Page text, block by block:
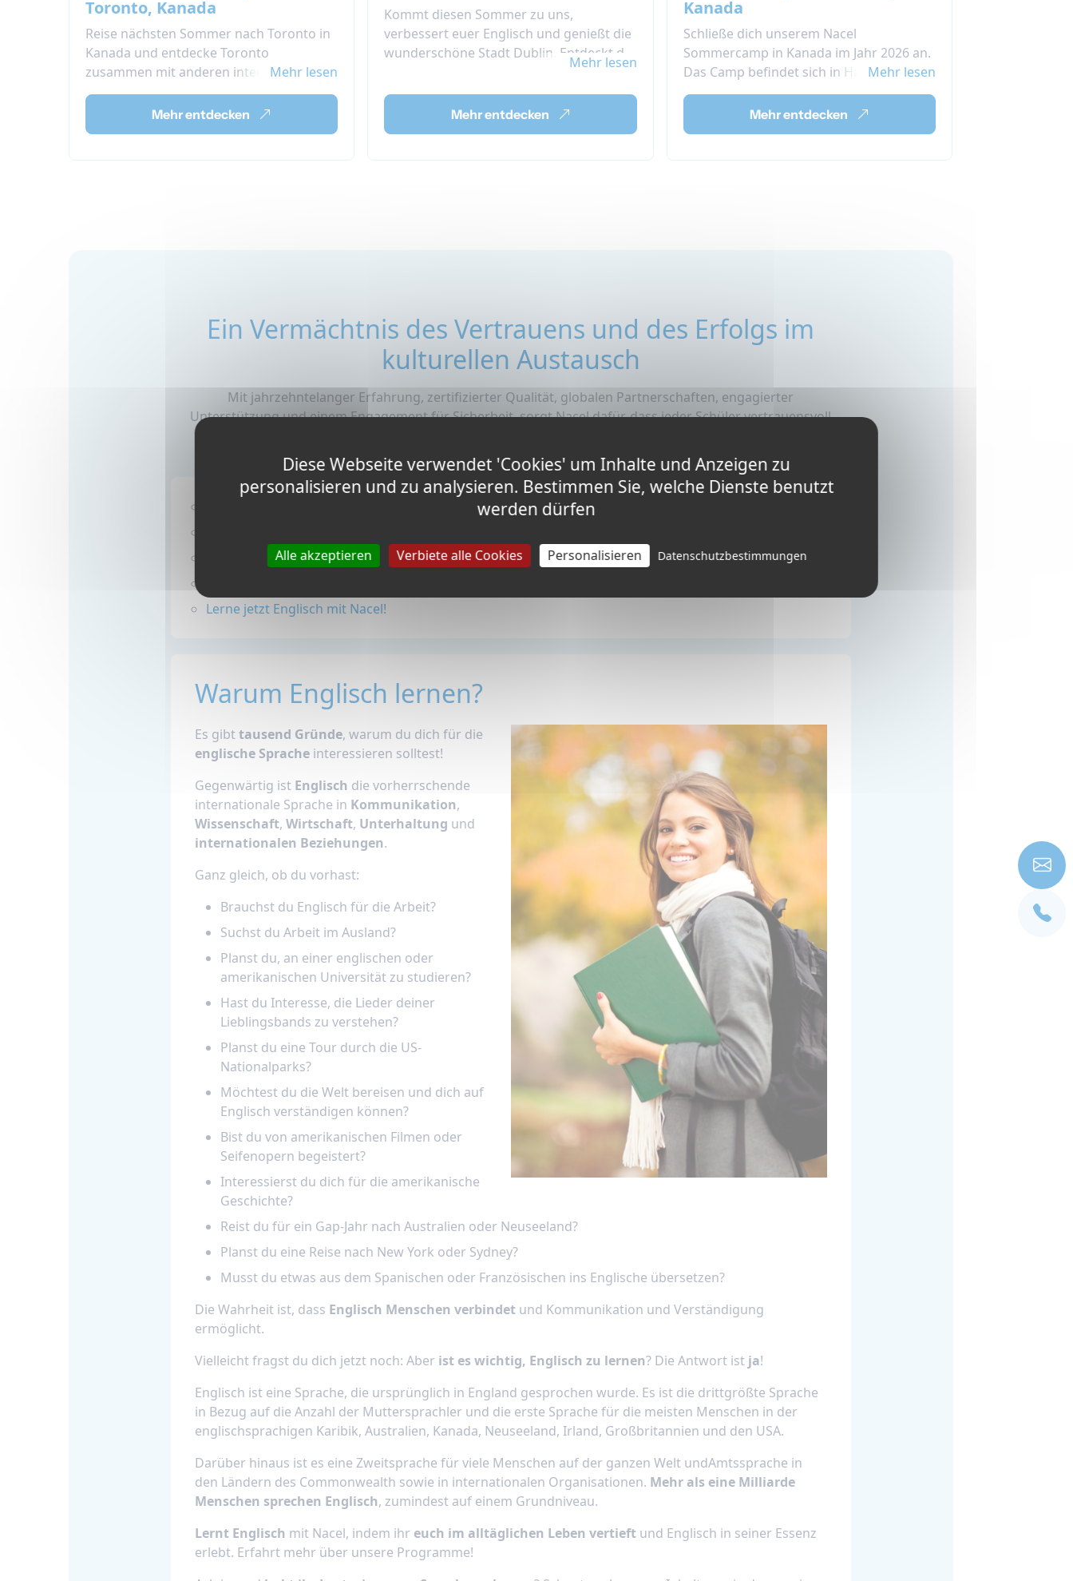
Toronto, Kanada
Reise nächsten Sommer nach Toronto in
Kanada und entdecke Toronto
zusammen mit anderen internationalen
Jugendlichen. Das Camp ist für
Jugendliche konzipiert und kombiniert
Englisch lernen mit spaßigen
Mehr lesen
Mehr entdecken
Kommt diesen Sommer zu uns,
verbessert euer Englisch und genießt die
wunderschöne Stadt Dublin. Entdeckt die
Geheimnisse Irlands während des
Englischen Teenager Sommercamps in
Dublin, Irland und bleibt mit den vielen
angebotenen Aktivitäten engagiert. Ihr
Mehr lesen
Mehr entdecken
Kanada
Schließe dich unserem Nacel
Sommercamp in Kanada im Jahr 2026 an.
Das Camp befindet sich in Hamilton,
einer sicheren Stadt genau zwischen
Toronto und den Niagara-Fällen.
Mehr lesen
Mehr entdecken
Ein Vermächtnis des Vertrauens und des Erfolgs im
kulturellen Austausch
Mit jahrzehntelanger Erfahrung, zertifizierter Qualität, globalen Partnerschaften, engagierter
Unterstützung und einem Engagement für Sicherheit, sorgt Nacel dafür, dass jeder Schüler vertrauensvoll
Welche Tests weisen Englischkenntnisse nach?
Lerne jetzt Englisch mit Nacel!
Warum Englisch lernen?
Es gibttausend Gründe, warum du dich für die
englische Spracheinteressieren solltest!
Gegenwärtig ist Englisch die vorherrschende
internationale Sprache in Kommunikation,
Wissenschaft, Wirtschaft, Unterhaltung und
internationalen Beziehungen.
Ganz gleich, ob du vorhast:
Brauchst du Englisch für die Arbeit?
Suchst du Arbeit im Ausland?
Planst du, an einer englischen oder
amerikanischen Universität zu studieren?
Hast du Interesse, die Lieder deiner
Lieblingsbands zu verstehen?
Planst du eine Tour durch die US-
Nationalparks?
Möchtest du die Welt bereisen und dich auf
Englisch verständigen können?
Bist du von amerikanischen Filmen oder
Seifenopern begeistert?
Interessierst du dich für die amerikanische
Geschichte?
Reist du für ein Gap-Jahr nach Australien oder Neuseeland?
Planst du eine Reise nach New York oder Sydney?
Musst du etwas aus dem Spanischen oder Französischen ins Englische übersetzen?
Die Wahrheit ist, dass Englisch Menschen verbindetund Kommunikation und Verständigung
ermöglicht.
Vielleicht fragst du dich jetzt noch: Aber ist es wichtig, Englisch zu lernen? Die Antwort ist ja!
Englisch ist eine Sprache, die ursprünglich in England gesprochen wurde. Es ist die drittgrößte Sprache
in Bezug auf die Anzahl der Muttersprachler und die erste Sprache für die meisten Menschen in der
englischsprachigen Karibik, Australien, Kanada, Neuseeland, Irland, Großbritannien und den USA.
Darüber hinaus ist es eine Zweitsprache für viele Menschen auf der ganzen Welt undAmtssprache in
den Ländern des Commonwealth sowie in internationalen Organisationen. Mehr als eine Milliarde
Menschen sprechen Englisch, zumindest auf einem Grundniveau.
Lernt Englisch mit Nacel, indem ihr euch im alltäglichen Leben vertieftund Englisch in seiner Essenz
erlebt. Erfahrt mehr über unsere Programme!
Diese Webseite verwendet 'Cookies' um Inhalte und Anzeigen zu
personalisieren und zu analysieren. Bestimmen Sie, welche Dienste benutzt
werden dürfen
Alle akzeptieren Verbiete alle Cookies Personalisieren Datenschutzbestimmungen